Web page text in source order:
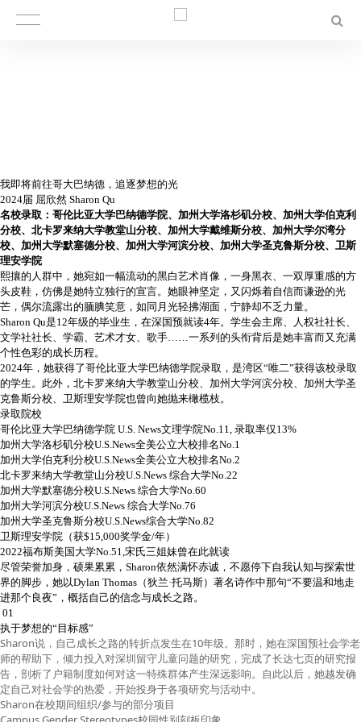
我即将前往哥大巴纳德，追逐梦想的光
2024届 屈欣然 Sharon Qu
名校录取：哥伦比亚大学巴纳德学院、加州大学洛杉矶分校、加州大学伯克利
分校、北卡罗来纳大学教堂山分校、加州大学戴维斯分校、加州大学尔湾分
校、加州大学默塞德分校、加州大学河滨分校、加州大学圣克鲁斯分校、卫斯
理安学院
熙攘的人群中，她宛如一幅流动的黑白艺术肖像，一身黑衣、一双厚重感的方
头皮鞋，仿佛是她特立独行的宣言。她眼神坚定，又闪烁着自信而谦逊的光
芒，偶尔流露出的腼腆笑意，如同月光轻拂湖面，宁静却不乏力量。
Sharon Qu是12年级的毕业生，在深国预就读4年。学生会主席、人权社社长、
文学社社长、学霸、艺术才女、歌手……一系列的头衔背后是她丰富而又充满
个性色彩的成长历程。
2024年，她获得了哥伦比亚大学巴纳德学院录取，是湾区“唯二”获得该校录取
的学生。此外，北卡罗来纳大学教堂山分校、加州大学河滨分校、加州大学圣
克鲁斯分校、卫斯理安学院也曾向她抛来橄榄枝。
录取院校
哥伦比亚大学巴纳德学院 U.S. News文理学院No.11, 录取率仅13%
加州大学洛杉矶分校U.S.News全美公立大校排名No.1
加州大学伯克利分校U.S.News全美公立大校排名No.2
北卡罗来纳大学教堂山分校U.S.News 综合大学No.22
加州大学默塞德分校U.S.News 综合大学No.60
加州大学河滨分校U.S.News 综合大学No.76
加州大学圣克鲁斯分校U.S.News综合大学No.82
卫斯理安学院（获$15,000奖学金/年）
2022福布斯美国大学No.51,宋氏三姐妹曾在此就读
尽管荣誉加身，硕果累累，Sharon依然满怀赤诚，不愿停下自我认知与探索世
界的脚步，她以Dylan Thomas（狄兰·托马斯）著名诗作中那句“不要温和地走
进那个良夜”，概括自己的信念与成长之路。
01
执于梦想的“目标感”
Sharon说，自己成长之路的转折点发生在10年级。那时，她在深国预社会学老
师的帮助下，倾力投入对深圳留守儿童问题的研究，完成了长达七页的研究报
告，剖析了户籍制度如何对这一特殊群体产生深远影响。自此以后，她越发确
定自己对社会学的热爱，开始投身于各项研究与活动中。
Sharon在校期间组织/参与的部分项目